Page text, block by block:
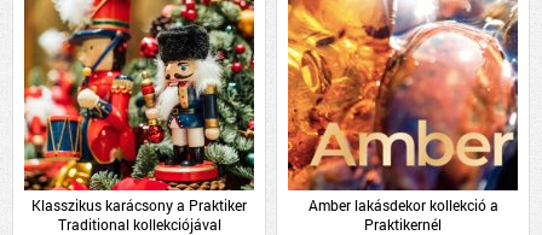
Klasszikus karácsony a Praktiker
Traditional kollekciójával
Amber lakásdekor kollekció a
Praktikernél